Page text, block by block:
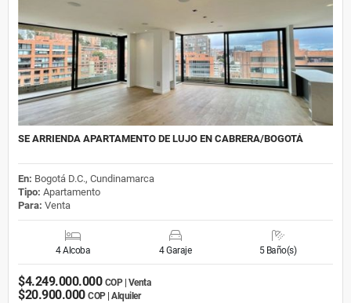
SE ARRIENDA APARTAMENTO DE LUJO EN CABRERA/BOGOTÁ
En: Bogotá D.C., Cundinamarca
Tipo: Apartamento
Para: Venta
4 Alcoba 4 Garaje 5 Baño(s)
$4.249.000.000 COP | Venta
$20.900.000 COP | Alquiler